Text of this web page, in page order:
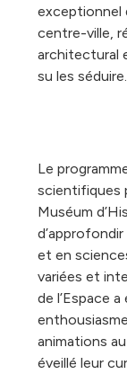
exceptionnel
centre-ville,
architectural
su les séduire.
Le
scientifiques
Muséum
et en
variées et
de l’Espace
animations
éveillé leur